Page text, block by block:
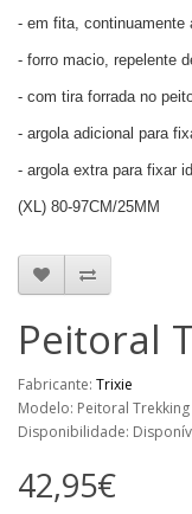
- em fita, continuamente
- forro macio, repelente
- com tira forrada no
- argola adicional para
- argola extra para fixar
(XL) 80-97CM/25MM
Peitoral
Fabricante: Trixie
Modelo: Peitoral Trekking
Disponibilidade:
42,95€